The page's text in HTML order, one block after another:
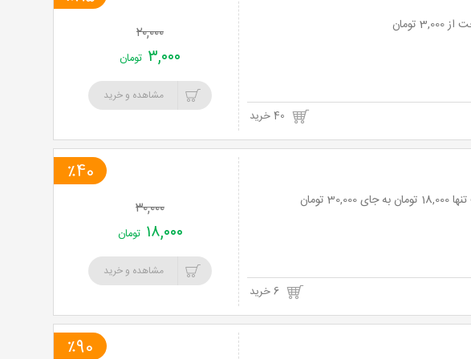
۲۰,۰۰۰
۳,۰۰۰ تومان
مشاهده و خرید
6 خرید
٪40
۳۰,۰۰۰
۱۸,۰۰۰ تومان
مشاهده و خرید
٪90